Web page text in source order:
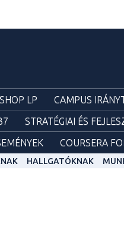
LP CAMPUS
STRATÉGIAI ÉS
COURSERA
HALLGATÓKNAK